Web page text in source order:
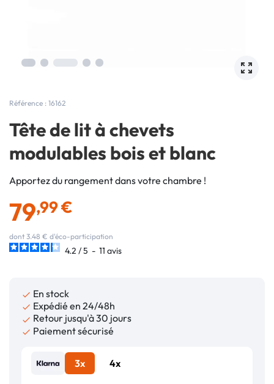
Référence : 16162
Tête de lit à chevets
modulables bois et blanc
Apportez du rangement dans votre chambre !
79,99 €
dont 3.48 € d'éco-participation
4.2 /5 - 11 avis
 En stock
 Expédié en 24/48h
 Retour jusqu'à 30 jours
 Paiement sécurisé
3x 4x